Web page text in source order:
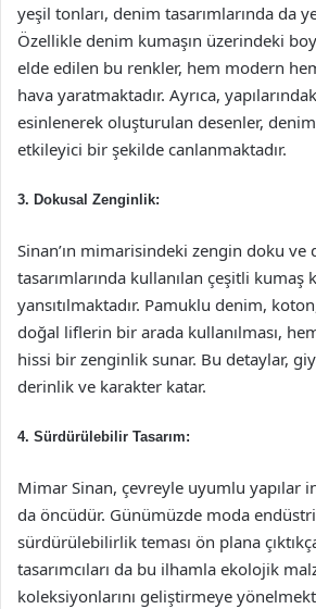
yeşil tonları, denim tasarımlarında da
Özellikle denim kumaşın üzerindeki
elde edilen bu renkler, hem modern
hava yaratmaktadır. Ayrıca,
esinlenerek oluşturulan desenler,
etkileyici bir şekilde canlanmaktadır.
3. Dokusal Zenginlik:
Sinan’ın mimarisindeki zengin doku ve
tasarımlarında kullanılan çeşitli kumaş
yansıtılmaktadır. Pamuklu denim,
doğal liflerin bir arada kullanılması,
hissi bir zenginlik sunar. Bu detaylar,
derinlik ve karakter katar.
4. Sürdürülebilir Tasarım:
Mimar Sinan, çevreyle uyumlu yapılar
da öncüdür. Günümüzde moda
sürdürülebilirlik teması ön plana
tasarımcıları da bu ilhamla ekolojik
koleksiyonlarını geliştirmeye